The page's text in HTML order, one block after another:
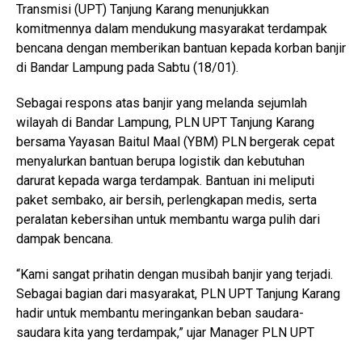
Transmisi (UPT) Tanjung Karang menunjukkan
komitmennya dalam mendukung masyarakat terdampak
bencana dengan memberikan bantuan kepada korban banjir
di Bandar Lampung pada Sabtu (18/01).
Sebagai respons atas banjir yang melanda sejumlah
wilayah di Bandar Lampung, PLN UPT Tanjung Karang
bersama Yayasan Baitul Maal (YBM) PLN bergerak cepat
menyalurkan bantuan berupa logistik dan kebutuhan
darurat kepada warga terdampak. Bantuan ini meliputi
paket sembako, air bersih, perlengkapan medis, serta
peralatan kebersihan untuk membantu warga pulih dari
dampak bencana.
“Kami sangat prihatin dengan musibah banjir yang terjadi.
Sebagai bagian dari masyarakat, PLN UPT Tanjung Karang
hadir untuk membantu meringankan beban saudara-
saudara kita yang terdampak,” ujar Manager PLN UPT